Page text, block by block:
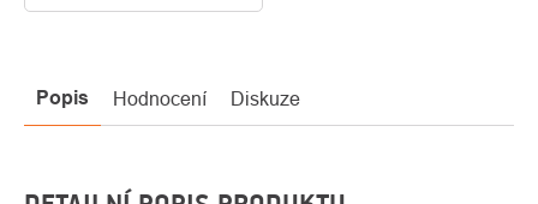
Popis Hodnocení Diskuze